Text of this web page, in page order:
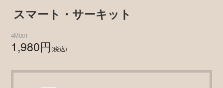
スマート・サーキット
4M001
1,980円(税込)